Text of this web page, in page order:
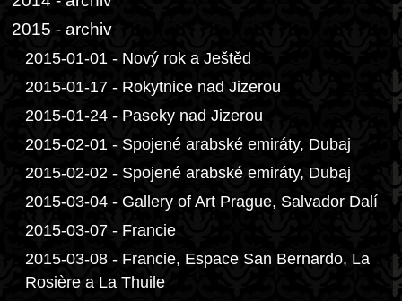
2015 - archiv
2015-01-01 - Nový rok a Ještěd
2015-01-17 - Rokytnice nad Jizerou
2015-01-24 - Paseky nad Jizerou
2015-02-01 - Spojené arabské emiráty, Dubaj
2015-02-02 - Spojené arabské emiráty, Dubaj
2015-03-04 - Gallery of Art Prague, Salvador Dalí
2015-03-07 - Francie
2015-03-08 - Francie, Espace San Bernardo, La
Rosière a La Thuile